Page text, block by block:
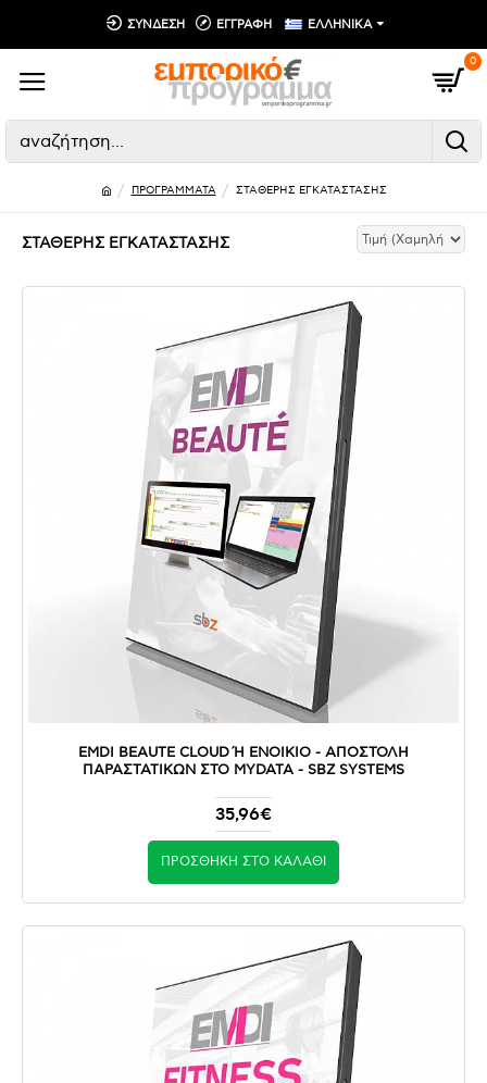
ΣΥΝΔΕΣΗ ΕΓΓΡΑΦΗ ΕΛΛΗΝΙΚΑ
0
ΠΡΟΓΡΑΜΜΑΤΑ ΣΤΑΘΕΡΗΣ ΕΓΚΑΤΑΣΤΑΣΗΣ
ΣΤΑΘΕΡΗΣ ΕΓΚΑΤΑΣΤΑΣΗΣ
EMDI BEAUTE CLOUD Ή ΕΝΟΙΚΙΟ - ΑΠΟΣΤΟΛΉ Π
ΑΡΑΣΤΑΤΙΚΏΝ ΣΤΟ MYDATA - SBZ SYSTEMS
35,96€
ΠΡΟΣΘΉΚΗ ΣΤΟ ΚΑΛΆΘΙ